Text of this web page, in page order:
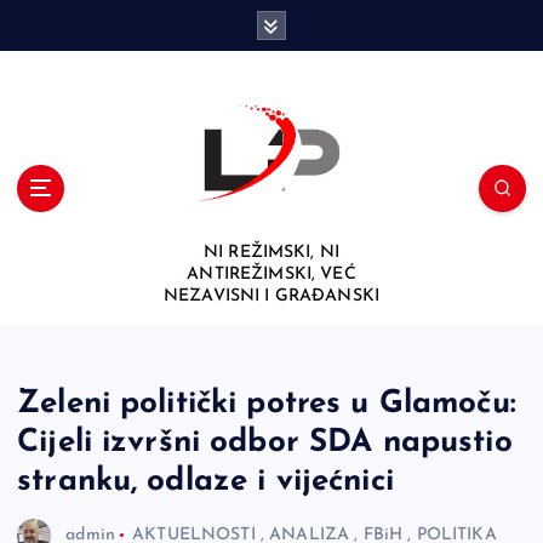
NI REŽIMSKI, NI
ANTIREŽIMSKI, VEĆ
NEZAVISNI I GRAĐANSKI
Zeleni politički potres u Glamoču:
Cijeli izvršni odbor SDA napustio
stranku, odlaze i vijećnici
admin AKTUELNOSTI ,ANALIZA , FBiH , POLITIKA